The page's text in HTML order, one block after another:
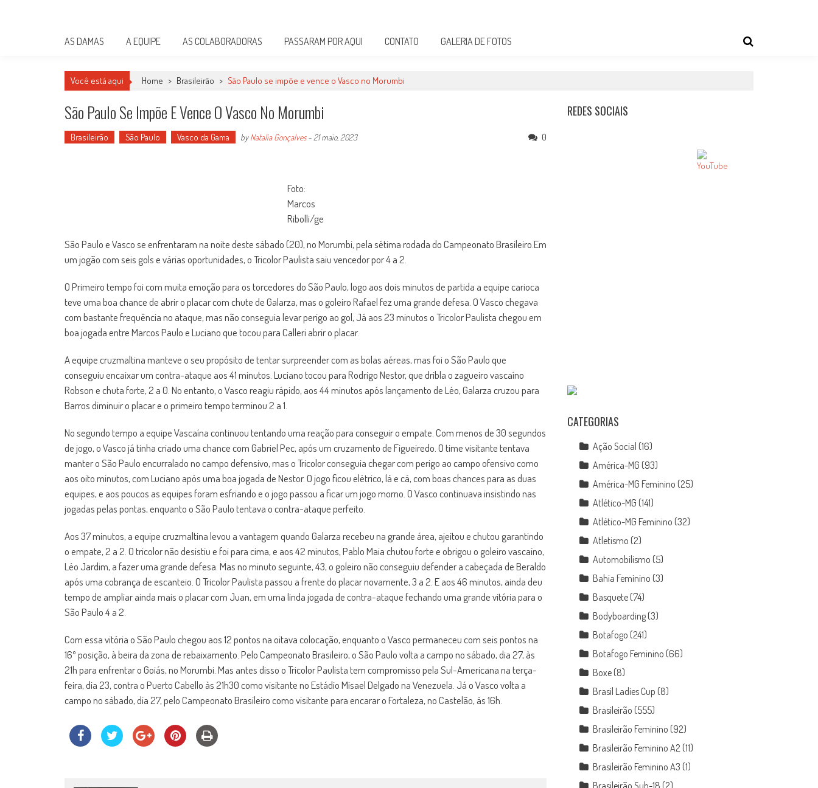
AS DAMAS A EQUIPE AS COLABORADORAS PASSARAM POR AQUI CONTATO GALERIA DE FOTOS
Você está aqui Home > Brasileirão > São Paulo se impõe e vence o Vasco no Morumbi
São Paulo Se Impõe E Vence O Vasco No Morumbi
Brasileirão São Paulo Vasco da Gama byNatalia Gonçalves- 21 maio, 2023 0
Foto:
Marcos
Ribolli/ge
São Paulo e Vasco se enfrentaram na noite deste sábado (20), no Morumbi, pela sétima rodada do Campeonato Brasileiro.Em
um jogão com seis gols e várias oportunidades, o Tricolor Paulista saiu vencedor por 4 a 2.
O Primeiro tempo foi com muita emoção para os torcedores do São Paulo, logo aos dois minutos de partida a equipe carioca
teve uma boa chance de abrir o placar com chute de Galarza, mas o goleiro Rafael fez uma grande defesa. O Vasco chegava
com bastante frequência no ataque, mas não conseguia levar perigo ao gol, Já aos 23 minutos o Tricolor Paulista chegou em
boa jogada entre Marcos Paulo e Luciano que tocou para Calleri abrir o placar.
A equipe cruzmaltina manteve o seu propósito de tentar surpreender com as bolas aéreas, mas foi o São Paulo que
conseguiu encaixar um contra-ataque aos 41 minutos. Luciano tocou para Rodrigo Nestor, que dribla o zagueiro vascaíno
Robson e chuta forte, 2 a 0. No entanto, o Vasco reagiu rápido, aos 44 minutos após lançamento de Léo, Galarza cruzou para
Barros diminuir o placar e o primeiro tempo terminou 2 a 1.
No segundo tempo a equipe Vascaína continuou tentando uma reação para conseguir o empate. Com menos de 30 segundos
de jogo, o Vasco já tinha criado uma chance com Gabriel Pec, após um cruzamento de Figueiredo. O time visitante tentava
manter o São Paulo encurralado no campo defensivo, mas o Tricolor conseguia chegar com perigo ao campo ofensivo como
aos oito minutos, com Luciano após uma boa jogada de Nestor. O jogo ficou elétrico, lá e cá, com boas chances para as duas
equipes, e aos poucos as equipes foram esfriando e o jogo passou a ficar um jogo morno. O Vasco continuava insistindo nas
jogadas pelas pontas, enquanto o São Paulo tentava o contra-ataque perfeito.
Aos 37 minutos, a equipe cruzmaltina levou a vantagem quando Galarza recebeu na grande área, ajeitou e chutou garantindo
o empate, 2 a 2. O tricolor não desistiu e foi para cima, e aos 42 minutos, Pablo Maia chutou forte e obrigou o goleiro vascaíno,
Léo Jardim, a fazer uma grande defesa. Mas no minuto seguinte, 43, o goleiro não conseguiu defender a cabeçada de Beraldo
após uma cobrança de escanteio. O Tricolor Paulista passou a frente do placar novamente, 3 a 2. E aos 46 minutos, ainda deu
tempo de ampliar ainda mais o placar com Juan, em uma linda jogada de contra-ataque fechando uma grande vitória para o
São Paulo 4 a 2.
Com essa vitória o São Paulo chegou aos 12 pontos na oitava colocação, enquanto o Vasco permaneceu com seis pontos na
16º posição, à beira da zona de rebaixamento. Pelo Campeonato Brasileiro, o São Paulo volta a campo no sábado, dia 27, às
21h para enfrentar o Goiás, no Morumbi. Mas antes disso o Tricolor Paulista tem compromisso pela Sul-Americana na terça-
feira, dia 23, contra o Puerto Cabello às 21h30 como visitante no Estádio Misael Delgado na Venezuela. Já o Vasco volta a
campo no sábado, dia 27, pelo Campeonato Brasileiro como visitante para encarar o Fortaleza, no Castelão, às 16h.
REDES SOCIAIS
CATEGORIAS
Ação Social (16)
América-MG (93)
América-MG Feminino (25)
Atlético-MG (141)
Atlético-MG Feminino (32)
Atletismo (2)
Automobilismo (5)
Bahia Feminino (3)
Basquete (74)
Bodyboarding (3)
Botafogo (241)
Botafogo Feminino (66)
Boxe (8)
Brasil Ladies Cup (8)
Brasileirão (555)
Brasileirão Feminino (92)
Brasileirão Feminino A2 (11)
Brasileirão Feminino A3 (1)
Brasileirão Sub-18 (2)